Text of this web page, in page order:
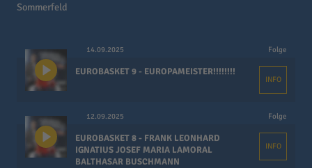
Sommerfeld
14.09.2025 Folge
EUROBASKET 9 - EUROPAMEISTER!!!!!!!!
INFO
12.09.2025 Folge
EUROBASKET 8 - FRANK LEONHARD
IGNATIUS JOSEF MARIA LAMORAL
BALTHASAR BUSCHMANN
INFO